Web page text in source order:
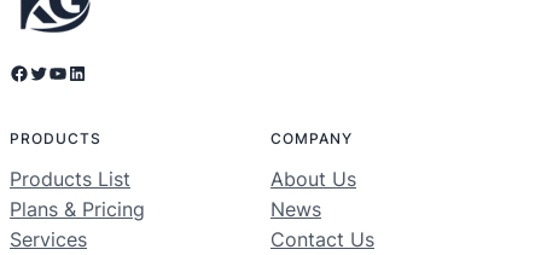
Facebook Twitter YouTube LinkedIn
PRODUCTS
Products List
Plans & Pricing
Services
COMPANY
About Us
News
Contact Us